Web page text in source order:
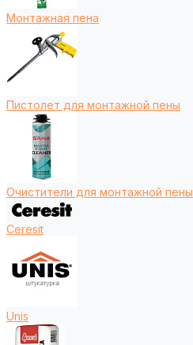
Монтажная пена
Пистолет для монтажной пены
Очистители для монтажной пены
Ceresit
Unis